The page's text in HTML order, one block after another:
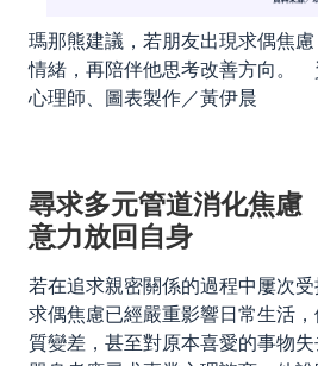
瑪那熊建議，若朋友出現求偶焦
情緒，再陪伴他思考改善方向。
心理師、圖表製作／黃伊晨
尋求多元管道消化焦
意力放回自身
若在追求親密關係的過程中屢次
求偶焦慮已經嚴重影響日常生活
質變差，甚至對原本喜愛的事物